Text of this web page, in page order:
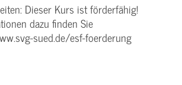
Dieser Kurs ist förderfähig!
dazu finden Sie
sued.de/esf-foerderung